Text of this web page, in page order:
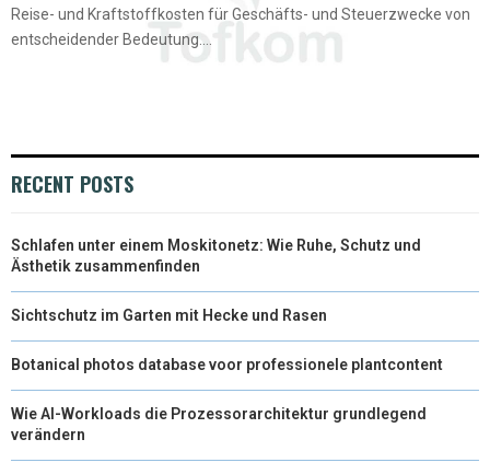
Reise- und Kraftstoffkosten für Geschäfts- und Steuerzwecke von
entscheidender Bedeutung....
RECENT POSTS
Schlafen unter einem Moskitonetz: Wie Ruhe, Schutz und
Ästhetik zusammenfinden
Sichtschutz im Garten mit Hecke und Rasen
Botanical photos database voor professionele plantcontent
Wie AI-Workloads die Prozessorarchitektur grundlegend
verändern